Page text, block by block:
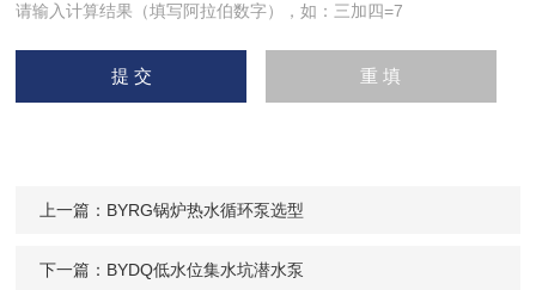
请输入计算结果（填写阿拉伯数字），如：三加四=7
上一篇： BYRG锅炉热水循环泵选型
下一篇： BYDQ低水位集水坑潜水泵